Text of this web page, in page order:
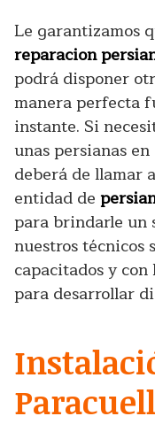
Le garantizamos
reparacion
podrá disponer
manera perfecta
instante. Si
unas persianas
deberá de llamar
entidad de
para brindarle un
nuestros técnicos
capacitados y
para desarrollar